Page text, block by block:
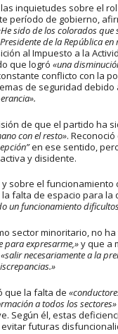
inquietudes sobre el
período de gobierno,
sido de los colorados que
de la República en
al Impuesto a la
que logró«una
conflicto con la
de seguridad debido
de que el partido ha
con el resto».
en ese sentido,
y disidente.
sobre el funcionamiento
la falta de espacio para la
un funcionamiento
sector minoritario, no
para expresarme,»y que a
«salir necesariamente a la
que la falta de
a todos los sectores»
Según él, estas
futuras